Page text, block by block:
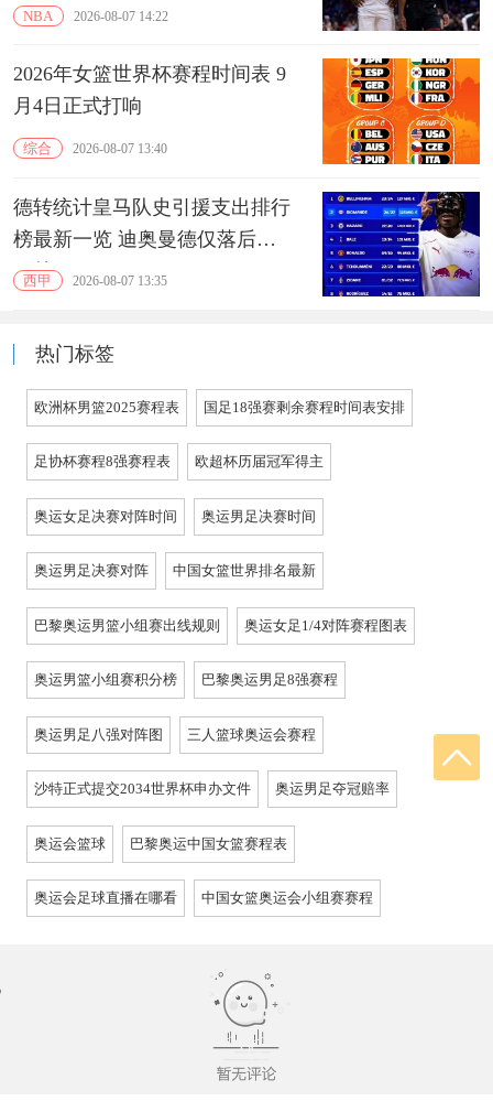
NBA 2026-08-07 14:22
2026年女篮世界杯赛程时间表 9
月4日正式打响
综合 2026-08-07 13:40
德转统计皇马队史引援支出排行
榜最新一览 迪奥曼德仅落后于
贝林厄姆
西甲 2026-08-07 13:35
热门标签
欧洲杯男篮2025赛程表 国足18强赛剩余赛程时间表安排
足协杯赛程8强赛程表 欧超杯历届冠军得主
奥运女足决赛对阵时间 奥运男足决赛时间
奥运男足决赛对阵 中国女篮世界排名最新
巴黎奥运男篮小组赛出线规则 奥运女足1/4对阵赛程图表
奥运男篮小组赛积分榜 巴黎奥运男足8强赛程
奥运男足八强对阵图 三人篮球奥运会赛程
沙特正式提交2034世界杯申办文件 奥运男足夺冠赔率
奥运会篮球 巴黎奥运中国女篮赛程表
奥运会足球直播在哪看 中国女篮奥运会小组赛赛程